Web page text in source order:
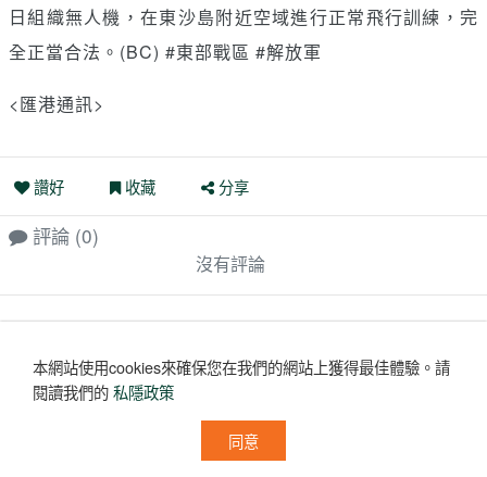
日組織無人機，在東沙島附近空域進行正常飛行訓練，完
全正當合法。(BC) #東部戰區 #解放軍
<匯港通訊>
讚好 收藏 分享
評論 (0)
沒有評論
本網站使用cookies來確保您在我們的網站上獲得最佳體驗。請
閱讀我們的私隱政策
同意